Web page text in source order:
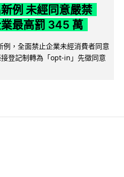
例 未經同意嚴禁
最高罰 345 萬
，全面禁止企業未經消費者同意
登記制轉為「opt-in」先徵同意